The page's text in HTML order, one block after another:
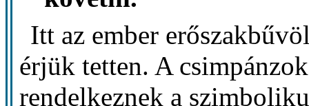
Itt az ember
érjük tetten. A
rendelkeznek a